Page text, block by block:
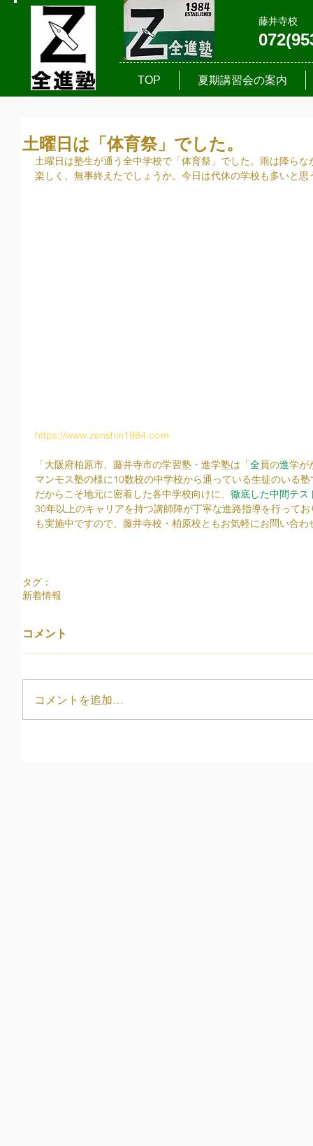
藤井寺校
TOP 夏期講習会の案内
土曜日は「体育祭」でした。
土曜日は塾生が通う全中学校で「体育祭」でした。雨は降ら
楽しく、無事終えたでしょうか。今日は代休の学校も多いと
https://www.zenshin1984.coｍ
「大阪府柏原市、藤井寺市の学習塾・進学塾は「全員の進学が
マンモス塾の様に10数校の中学校から通っている生徒のいる
だからこそ地元に密着した各中学校向けに、 徹底した中間テス
30年以上のキャリアを持つ講師陣が丁寧な進路指導を行って
も実施中ですので、藤井寺校・柏原校ともお気軽にお問い合わ
タグ：
新着情報
コメント
コメントを追加…